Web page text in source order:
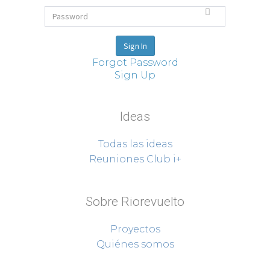
Forgot Password
Sign Up
Ideas
Todas las ideas
Reuniones Club i+
Sobre Riorevuelto
Proyectos
Quiénes somos